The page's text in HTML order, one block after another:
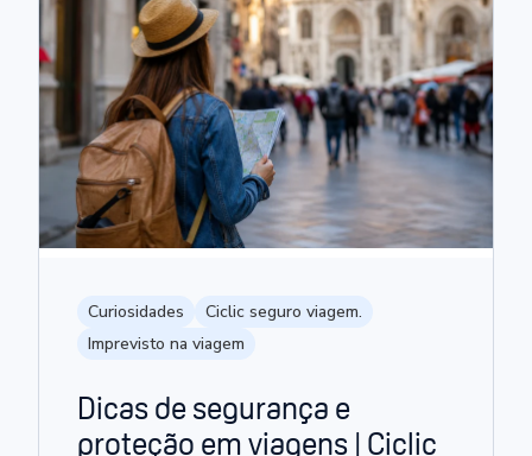
Curiosidades
Ciclic seguro viagem.
Imprevisto na viagem
Dicas de segurança e
proteção em viagens | Ciclic